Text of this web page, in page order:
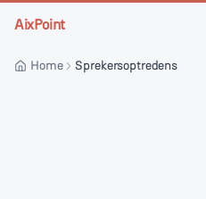
AixPoint
Home Sprekersoptredens